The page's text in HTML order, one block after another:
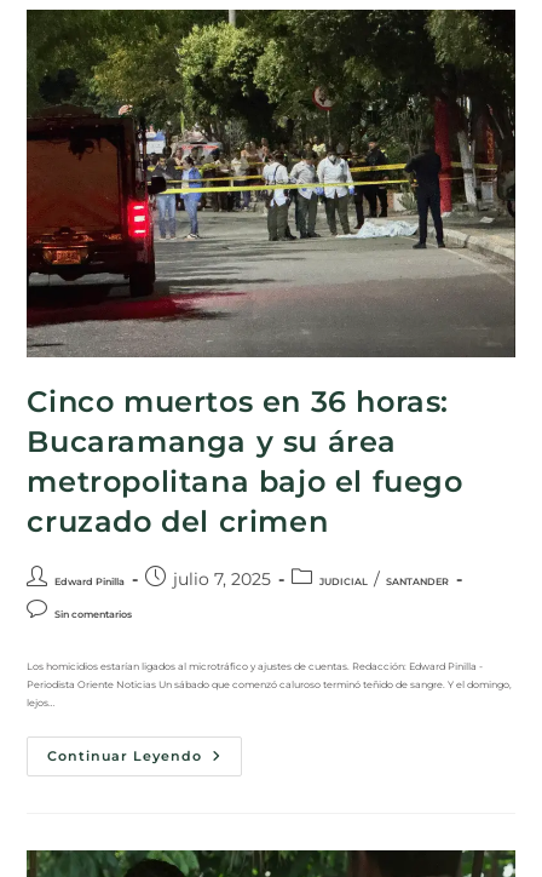
Cinco muertos en 36 horas:
Bucaramanga y su área
metropolitana bajo el fuego
cruzado del crimen
Edward Pinilla julio 7, 2025 JUDICIAL / SANTANDER
Sin comentarios
Los homicidios estarían ligados al microtráfico y ajustes de cuentas. Redacción: Edward Pinilla -
Periodista Oriente Noticias Un sábado que comenzó caluroso terminó teñido de sangre. Y el domingo,
lejos…
Continuar Leyendo